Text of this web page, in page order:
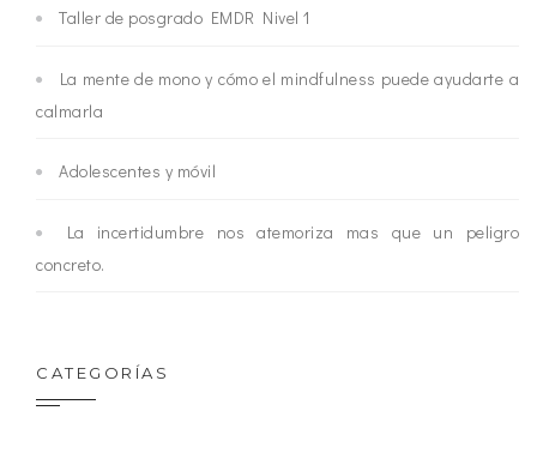
Taller de posgrado EMDR Nivel 1
La mente de mono y cómo el mindfulness puede ayudarte a
calmarla
Adolescentes y móvil
La incertidumbre nos atemoriza mas que un peligro
concreto.
CATEGORÍAS